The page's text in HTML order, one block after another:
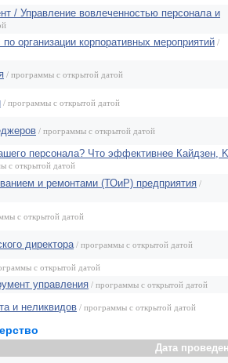
/ Управление вовлеченностью персонала и
организации корпоративных мероприятий /
/ программы с открытой датой
/ программы с открытой датой
/ программы с открытой датой
персонала? Что эффективнее Кайдзен,
с открытой датой
и ремонтами (ТОиР) предприятия /
с открытой датой
директора / программы с открытой датой
с открытой датой
управления / программы с открытой датой
и неликвидов / программы с открытой датой
Дата